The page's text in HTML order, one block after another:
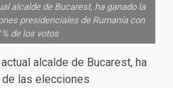
alcalde de Bucarest, ha ganado la
presidenciales de Rumanía con
% de los votos
actual alcalde de Bucarest, ha
de las elecciones